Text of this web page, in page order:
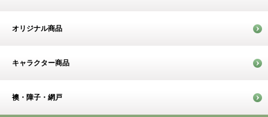
オリジナル商品
キャラクター商品
襖・障子・網戸